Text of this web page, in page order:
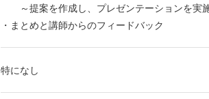
～提案を作成し、プレゼンテーションを実
・まとめと講師からのフィードバック
特になし